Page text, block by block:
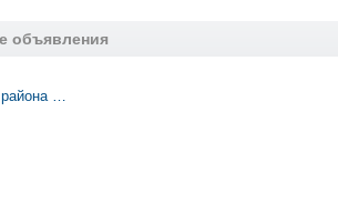
объявления
района …